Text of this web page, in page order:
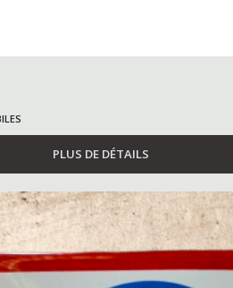
PLUS DE DÉTAILS